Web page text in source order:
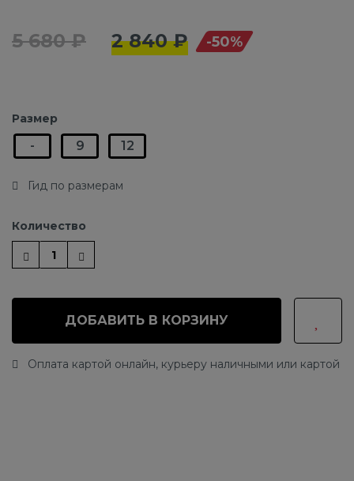
5 680 ₽ 2 840 ₽ -50%
Размер
- 9 12
Гид по размерам
Количество
ДОБАВИТЬ В КОРЗИНУ
Оплата картой онлайн, курьеру наличными или картой